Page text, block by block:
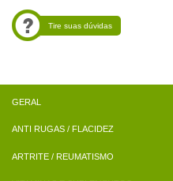
Tire suas dúvidas
ANTI RUGAS / FLACIDEZ
ARTRITE / REUMATISMO